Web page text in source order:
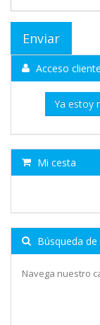
Acceso
Ya estoy
Mi cesta
Búsqueda
Navega nuestro